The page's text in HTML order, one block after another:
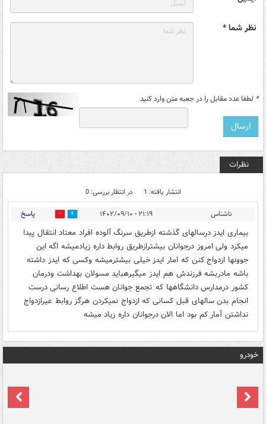
نظر شما *
* لطفا عدد مقابل را در جعبه متن وارد کنید
نظرات
انتشار یافته: 1 در انتظار بررسی: 0
ناشناس ۲۱:۱۹ - ۱۴۰۲/۰۹/۱۰ 0 پاسخ
بیماری ایدز درسالهای گذشته ازطریق سرنگ آلوده افراد معتاد انتقال پیدا
میکرد ولی امروز درجوانان بیشترازطریق روابط داره زیادمیشه اگه این
جوونها ازدواج کنن که امار ایدز خیلی بیشترمیشه وکسی که ایدز داشته
باشه مادربشه فرزندش هم ایدز میگیرهباید مسولان بهداشت ودرمان
کشور درمدارس دانشگاهها که تجمع جوانان هست اطلاع رسانی درست
انجام بدن سالهای قبل کسانی که ازدواج نمیکردن هرگز روابط عیرازدواج
نداشتن آمار کم بود اما الان درجوانان داره زیاد میشه
خودرو